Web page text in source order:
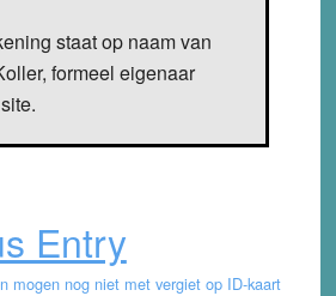
staat op naam van
formeel eigenaar
Entry
mogen nog niet met vergiet op ID-kaart